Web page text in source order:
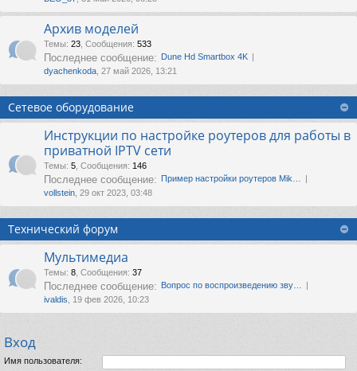
Архив моделей
Темы: 23 Сообщения: 533
Последнее сообщение: Dune Hd Smartbox 4K
dyachenkoda , 27 май 2026, 13:21
Сетевое оборудование
Инструкции по настройке роутеров для работы в
приватной IPTV сети
Темы: 5 Сообщения: 146
Последнее сообщение: Пример настройки роутеров Mik…
vollstein , 29 окт 2023, 03:48
Технический форум
Мультимедиа
Темы: 8 Сообщения: 37
Последнее сообщение: Вопрос по воспроизведению зву…
ivaldis , 19 фев 2026, 10:23
Вход
Имя пользователя: